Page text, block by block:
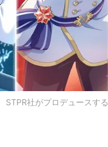
STPR社がプロデュースす